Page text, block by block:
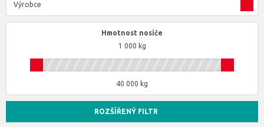
Výrobce
Hmotnost nosiče
1 000 kg
40 000 kg
ROZŠÍŘENÝ FILTR